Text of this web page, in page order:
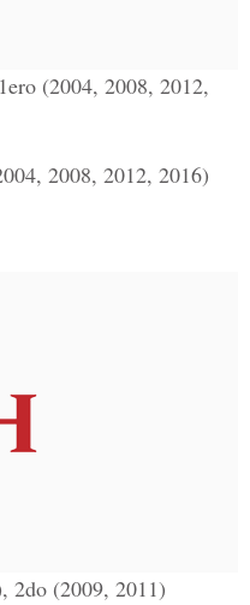
(2004, 2008, 2012,
2008, 2012, 2016)
2do (2009, 2011)